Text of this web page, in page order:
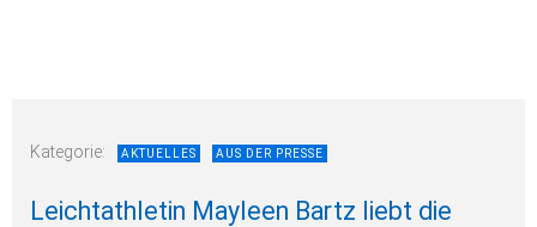
Kategorie: AKTUELLES AUS DER PRESSE
Leichtathletin Mayleen Bartz liebt die